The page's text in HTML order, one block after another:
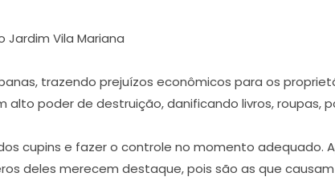
Jardim Vila Mariana
trazendo prejuízos econômicos para os
poder de destruição, danificando livros, roupas,
cupins e fazer o controle no momento adequado.
deles merecem destaque, pois são as que